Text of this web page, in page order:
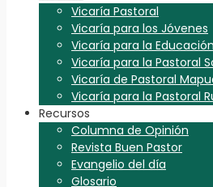
Vicaría Pastoral
Vicaría para los Jóvenes
Vicaría para la Educación
Vicaría para la Pastoral
Vicaría de Pastoral
Vicaría para la Pastoral
Recursos
Columna de Opinión
Revista Buen Pastor
Evangelio del día
Glosario